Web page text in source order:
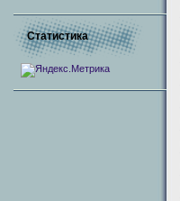
Статистика